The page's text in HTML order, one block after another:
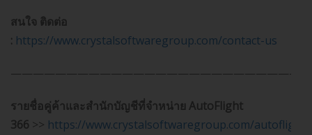
สนใจ ติดต่อ
: https://www.crystalsoftwaregroup.com/contact-us
รายชื่อคู่ค้าและสำนักบัญชีที่จำหน่าย AutoFlight
366 >> https://www.crystalsoftwaregroup.com/